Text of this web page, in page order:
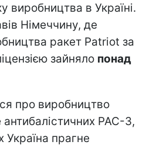
виробництва в Україні.
Німеччину, де
ракет Patriot за
зайняло понад
про виробництво
PAC-3,
Україна прагне